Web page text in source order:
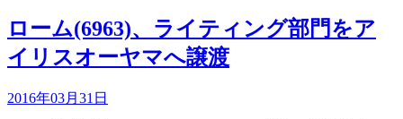
ローム(6963)、ライティング部門をア
イリスオーヤマへ譲渡
2016年03月31日